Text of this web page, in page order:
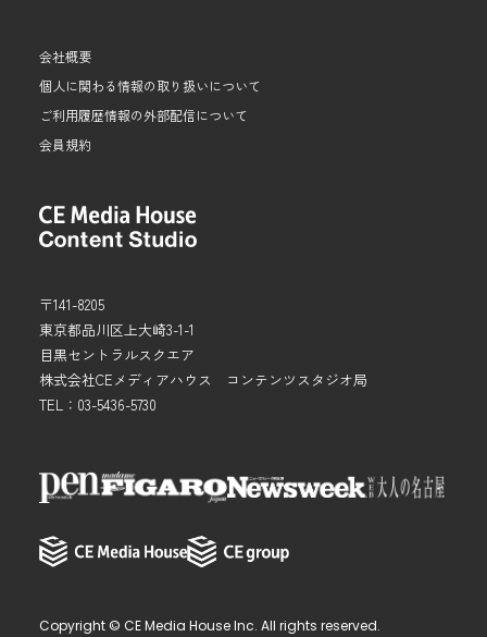
〒141-8205
東京都品川区上大崎3-1-1
目黒セントラルスクエア
株式会社CEメディアハウス コンテンツスタジオ局
TEL：03-5436-5730
会社概要
個人に関わる情報の取り扱いについて
ご利用履歴情報の外部配信について
会員規約
Copyright © CE Media House Inc. All rights reserved.